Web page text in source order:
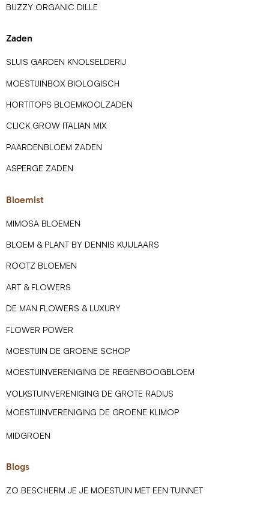
BUZZY ORGANIC DILLE
Zaden
SLUIS GARDEN KNOLSELDERIJ
MOESTUINBOX BIOLOGISCH
HORTITOPS BLOEMKOOLZADEN
CLICK GROW ITALIAN MIX
PAARDENBLOEM ZADEN
ASPERGE ZADEN
Bloemist
MIMOSA BLOEMEN
BLOEM & PLANT BY DENNIS KUIJLAARS
ROOTZ BLOEMEN
ART & FLOWERS
DE MAN FLOWERS & LUXURY
FLOWER POWER
MOESTUIN DE GROENE SCHOP
MOESTUINVERENIGING DE REGENBOOGBLOEM
VOLKSTUINVERENIGING DE GROTE RADIJS
MOESTUINVERENIGING DE GROENE KLIMOP
MIDGROEN
Blogs
ZO BESCHERM JE JE MOESTUIN MET EEN TUINNET